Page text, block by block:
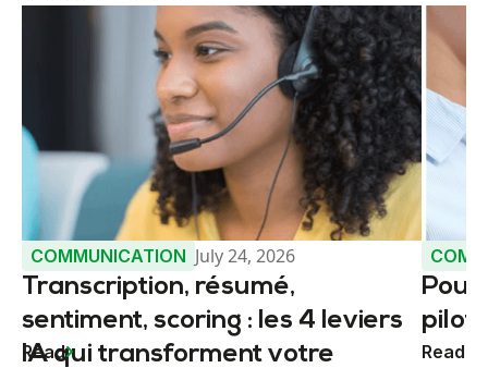
COMMUNICATION July 24, 2026
Transcription, résumé,
sentiment, scoring : les 4 leviers
IA qui transforment votre
Read Read